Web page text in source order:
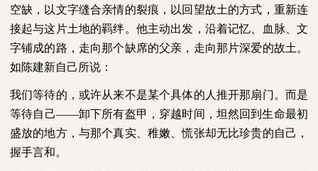
空缺，以文字缝合亲情的裂痕，以回望故土的方式，重新连
接起与这片土地的羁绊。他主动出发，沿着记忆、血脉、文
字铺成的路，走向那个缺席的父亲，走向那片深爱的故土。
如陈建新自己所说：
我们等待的，或许从来不是某个具体的人推开那扇门。而是
等待自己——卸下所有盔甲，穿越时间，坦然回到生命最初
盛放的地方，与那个真实、稚嫩、慌张却无比珍贵的自己，
握手言和。